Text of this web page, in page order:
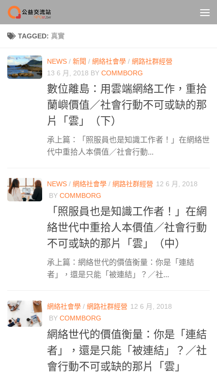
Skip to content
TAGGED: 真實
NEWS / 新聞 / 網絡社會學 / 網路社群經營
13 6 月, 2018 BY COMMBORG
數位離島：用雲端網絡工作，重拾
蘭嶼價值／社會行動不可或缺的那
片「雲」（下）
承上篇：「照服員也是知識工作者！」在網絡世
代中重拾人本價值／社會行動...
NEWS / 網絡社會學 / 網路社群經營 12 6 月, 2018
BY COMMBORG
「照服員也是知識工作者！」在網
絡世代中重拾人本價值／社會行動
不可或缺的那片「雲」（中）
承上篇：網絡世代的價值衡量：你是「連結
者」，還是只能「被連結」？／社...
網絡社會學 / 網路社群經營 12 6 月, 2018
BY COMMBORG
網絡世代的價值衡量：你是「連結
者」，還是只能「被連結」？／社
會行動不可或缺的那片「雲」